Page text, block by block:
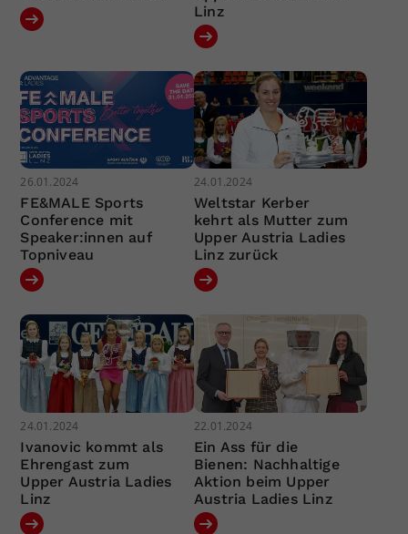
Linz
26.01.2024
FE&MALE Sports
Conference mit
Speaker:innen auf
Topniveau
24.01.2024
Weltstar Kerber
kehrt als Mutter zum
Upper Austria Ladies
Linz zurück
24.01.2024
Ivanovic kommt als
Ehrengast zum
Upper Austria Ladies
Linz
22.01.2024
Ein Ass für die
Bienen: Nachhaltige
Aktion beim Upper
Austria Ladies Linz